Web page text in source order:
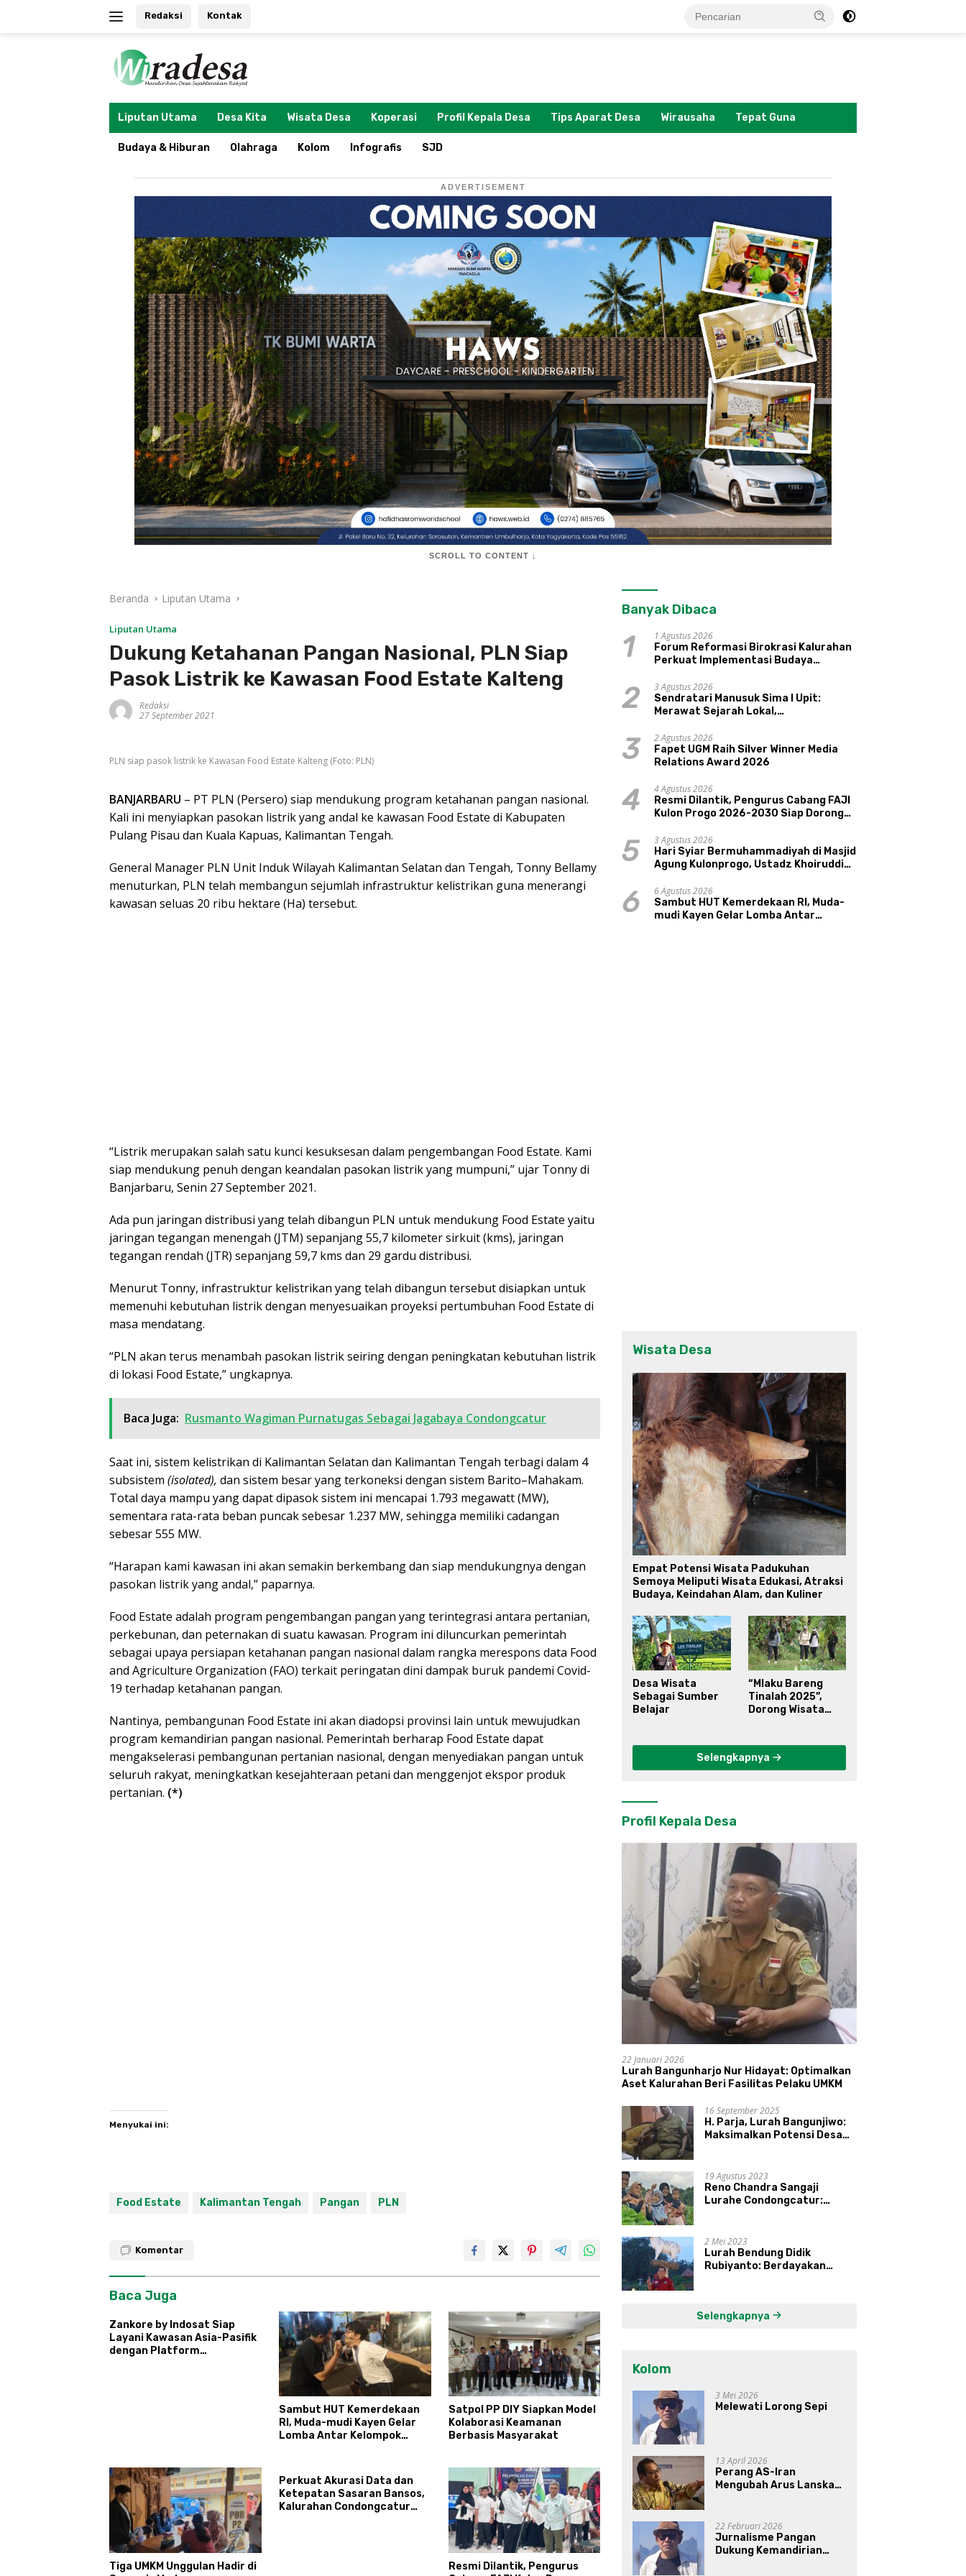
Redaksi Kontak
Liputan Utama Desa Kita Wisata Desa Koperasi Profil Kepala Desa Tips Aparat Desa Wirausaha Tepat Guna
Budaya & Hiburan Olahraga Kolom Infografis SJD
ADVERTISEMENT
SCROLL TO CONTENT ↓
Beranda Liputan Utama
Liputan Utama
Dukung Ketahanan Pangan Nasional, PLN Siap
Pasok Listrik ke Kawasan Food Estate Kalteng
Redaksi
27 September 2021
PLN siap pasok listrik ke Kawasan Food Estate Kalteng (Foto: PLN)
BANJARBARU – PT PLN (Persero) siap mendukung program ketahanan pangan nasional.
Kali ini menyiapkan pasokan listrik yang andal ke kawasan Food Estate di Kabupaten
Pulang Pisau dan Kuala Kapuas, Kalimantan Tengah.
General Manager PLN Unit Induk Wilayah Kalimantan Selatan dan Tengah, Tonny Bellamy
menuturkan, PLN telah membangun sejumlah infrastruktur kelistrikan guna menerangi
kawasan seluas 20 ribu hektare (Ha) tersebut.
“Listrik merupakan salah satu kunci kesuksesan dalam pengembangan Food Estate. Kami
siap mendukung penuh dengan keandalan pasokan listrik yang mumpuni,” ujar Tonny di
Banjarbaru, Senin 27 September 2021.
Ada pun jaringan distribusi yang telah dibangun PLN untuk mendukung Food Estate yaitu
jaringan tegangan menengah (JTM) sepanjang 55,7 kilometer sirkuit (kms), jaringan
tegangan rendah (JTR) sepanjang 59,7 kms dan 29 gardu distribusi.
Menurut Tonny, infrastruktur kelistrikan yang telah dibangun tersebut disiapkan untuk
memenuhi kebutuhan listrik dengan menyesuaikan proyeksi pertumbuhan Food Estate di
masa mendatang.
“PLN akan terus menambah pasokan listrik seiring dengan peningkatan kebutuhan listrik
di lokasi Food Estate,” ungkapnya.
Baca Juga: Rusmanto Wagiman Purnatugas Sebagai Jagabaya Condongcatur
Saat ini, sistem kelistrikan di Kalimantan Selatan dan Kalimantan Tengah terbagi dalam 4
subsistem (isolated), dan sistem besar yang terkoneksi dengan sistem Barito–Mahakam.
Total daya mampu yang dapat dipasok sistem ini mencapai 1.793 megawatt (MW),
sementara rata-rata beban puncak sebesar 1.237 MW, sehingga memiliki cadangan
sebesar 555 MW.
“Harapan kami kawasan ini akan semakin berkembang dan siap mendukungnya dengan
pasokan listrik yang andal,” paparnya.
Food Estate adalah program pengembangan pangan yang terintegrasi antara pertanian,
perkebunan, dan peternakan di suatu kawasan. Program ini diluncurkan pemerintah
sebagai upaya persiapan ketahanan pangan nasional dalam rangka merespons data Food
and Agriculture Organization (FAO) terkait peringatan dini dampak buruk pandemi Covid-
19 terhadap ketahanan pangan.
Nantinya, pembangunan Food Estate ini akan diadopsi provinsi lain untuk mewujudkan
program kemandirian pangan nasional. Pemerintah berharap Food Estate dapat
mengakselerasi pembangunan pertanian nasional, dengan menyediakan pangan untuk
seluruh rakyat, meningkatkan kesejahteraan petani dan menggenjot ekspor produk
pertanian. (*)
Menyukai ini:
Food Estate Kalimantan Tengah Pangan PLN
Komentar
Baca Juga
Zankore by Indosat Siap
Layani Kawasan Asia-Pasifik
dengan Platform
Sambut HUT Kemerdekaan
RI, Muda-mudi Kayen Gelar
Lomba Antar Kelompok
Satpol PP DIY Siapkan Model
Kolaborasi Keamanan
Berbasis Masyarakat
Tiga UMKM Unggulan Hadir di
Perkuat Akurasi Data dan
Ketepatan Sasaran Bansos,
Kalurahan Condongcatur
Resmi Dilantik, Pengurus
Banyak Dibaca
1
1 Agustus 2026
Forum Reformasi Birokrasi Kalurahan
Perkuat Implementasi Budaya
Kepamongan DIY
2
3 Agustus 2026
Sendratari Manusuk Sima I Upit:
Merawat Sejarah Lokal,
Pariwisata, dan Ekologi Klaten
3
2 Agustus 2026
Fapet UGM Raih Silver Winner Media
Relations Award 2026
4
4 Agustus 2026
Resmi Dilantik, Pengurus Cabang FAJI
Kulon Progo 2026-2030 Siap Dorong
Sungai Progo
5
3 Agustus 2026
Hari Syiar Bermuhammadiyah di Masjid
Agung Kulonprogo, Ustadz Khoiruddin
Sakinah Adalah Agama
6
6 Agustus 2026
Sambut HUT Kemerdekaan RI, Muda-
mudi Kayen Gelar Lomba Antar
Wisata Desa
Empat Potensi Wisata Padukuhan
Semoya Meliputi Wisata Edukasi, Atraksi
Budaya, Keindahan Alam, dan Kuliner
Desa Wisata
Sebagai Sumber
Belajar
“Mlaku Bareng
Tinalah 2025”,
Dorong Wisata
Selengkapnya
Profil Kepala Desa
22 Januari 2026
Lurah Bangunharjo Nur Hidayat: Optimalkan
Aset Kalurahan Beri Fasilitas Pelaku UMKM
16 September 2025
H. Parja, Lurah Bangunjiwo:
Maksimalkan Potensi Desa
19 Agustus 2023
Reno Chandra Sangaji
Lurahe Condongcatur:
Masyarakat, dan Syukuri
Hasil
2 Mei 2023
Lurah Bendung Didik
Rubiyanto: Berdayakan
Selengkapnya
Kolom
3 Mei 2026
Melewati Lorong Sepi
13 April 2026
Perang AS-Iran
Mengubah Arus Lanskap
Prabowo-Gibran?
22 Februari 2026
Jurnalisme Pangan
Dukung Kemandirian